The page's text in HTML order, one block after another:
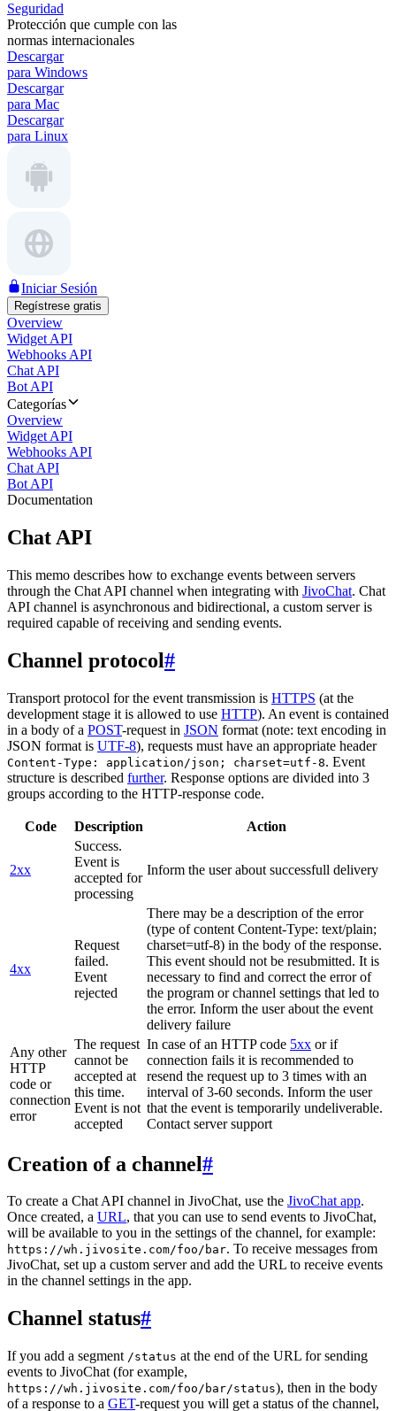
Seguridad
Protección que cumple con las
normas internacionales
Descargar
para Windows
Descargar
para Mac
Descargar
para Linux
Iniciar Sesión
Regístrese gratis
Overview
Widget API
Webhooks API
Chat API
Bot API
Categorías
Overview
Widget API
Webhooks API
Chat API
Bot API
Documentation
Chat API
This memo describes how to exchange events between servers
through the Chat API channel when integrating with JivoChat. Chat
API channel is asynchronous and bidirectional, a custom server is
required capable of receiving and sending events.
Channel protocol#
Transport protocol for the event transmission is HTTPS (at the
development stage it is allowed to use HTTP). An event is contained
in a body of a POST-request in JSON format (note: text encoding in
JSON format is UTF-8), requests must have an appropriate header
Content-Type: application/json; charset=utf-8. Event
structure is described further. Response options are divided into 3
groups according to the HTTP-response code.
Code Description Action
2xx
Success.
Event is
accepted for
processing
Inform the user about successfull delivery
4xx
Request
failed.
Event
rejected
There may be a description of the error
(type of content Content-Type: text/plain;
charset=utf-8) in the body of the response.
This event should not be resubmitted. It is
necessary to find and correct the error of
the program or channel settings that led to
the error. Inform the user about the event
delivery failure
Any other
HTTP
code or
connection
error
The request
cannot be
accepted at
this time.
Event is not
accepted
In case of an HTTP code 5xx or if
connection fails it is recommended to
resend the request up to 3 times with an
interval of 3-60 seconds. Inform the user
that the event is temporarily undeliverable.
Contact server support
Creation of a channel#
To create a Chat API channel in JivoChat, use the JivoChat app.
Once created, a URL, that you can use to send events to JivoChat,
will be available to you in the settings of the channel, for example:
https://wh.jivosite.com/foo/bar. To receive messages from
JivoChat, set up a custom server and add the URL to receive events
in the channel settings in the app.
Channel status#
If you add a segment /status at the end of the URL for sending
events to JivoChat (for example,
https://wh.jivosite.com/foo/bar/status), then in the body
of a response to a GET-request you will get a status of the channel,